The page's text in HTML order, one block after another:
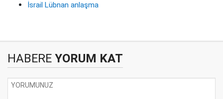
İsrail Lübnan anlaşma
HABERE YORUM KAT